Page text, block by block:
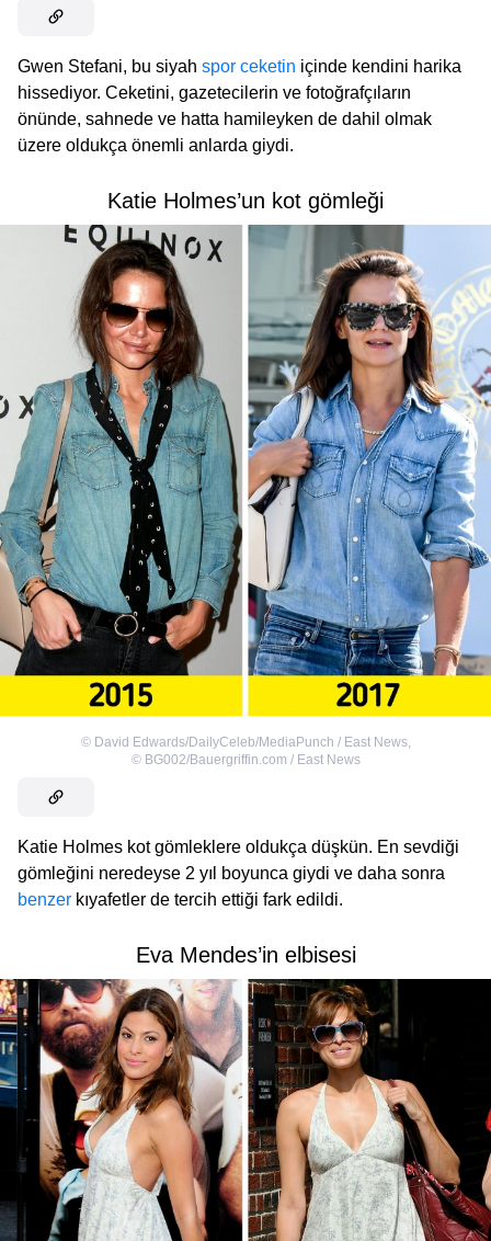
Gwen Stefani, bu siyah spor ceketin içinde kendini harika
hissediyor. Ceketini, gazetecilerin ve fotoğrafçıların
önünde, sahnede ve hatta hamileyken de dahil olmak
üzere oldukça önemli anlarda giydi.
Katie Holmes’un kot gömleği
© David Edwards/DailyCeleb/MediaPunch / East News,
© BG002/Bauergriffin.com / East News
Katie Holmes kot gömleklere oldukça düşkün. En sevdiği
gömleğini neredeyse 2 yıl boyunca giydi ve daha sonra
benzer kıyafetler de tercih ettiği fark edildi.
Eva Mendes’in elbisesi